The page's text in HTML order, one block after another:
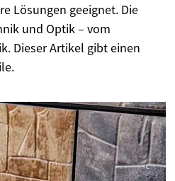
Lösungen geeignet. Die
und Optik – vom
Dieser Artikel gibt einen